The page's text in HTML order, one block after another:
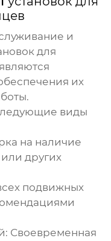
и
для
являются
их
виды
на наличие
других
подвижных
Своевременная